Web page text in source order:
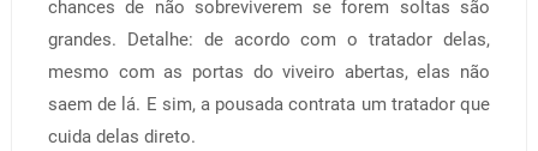
chances de não sobreviverem se forem soltas são
grandes. Detalhe: de acordo com o tratador delas,
mesmo com as portas do viveiro abertas, elas não
saem de lá. E sim, a pousada contrata um tratador que
cuida delas direto.